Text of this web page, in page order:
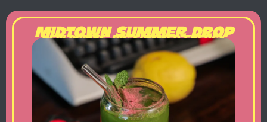
MIDTOWN SUMMER DROP
NEW DRINKS. BIG SUMMER ENERGY.